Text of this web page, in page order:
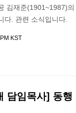
김재준(1901~1987)
다. 관련 소식입니다.
KST
담임목사] 동행